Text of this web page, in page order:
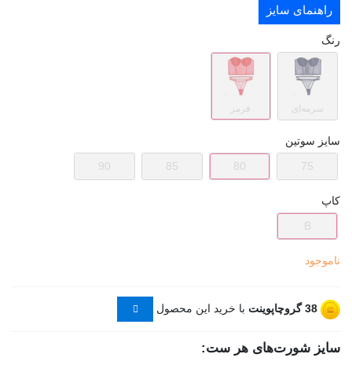
راهنمای سایز
رنگ
سرمه‌ای قرمز
سایز سوتین
75
80
85
90
کاپ
B
ناموجود
38گروچاپوینت با خرید این محصول
سایز شورت‌های هر ست: